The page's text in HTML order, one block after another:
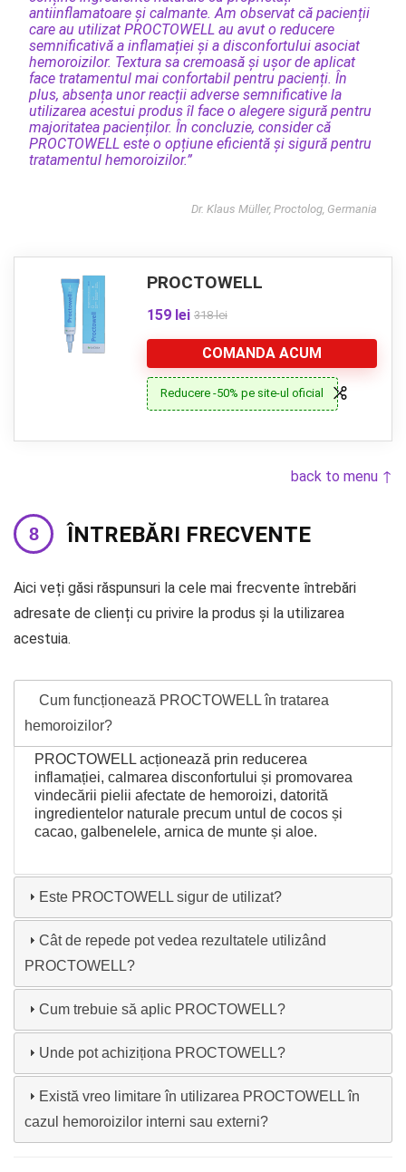
antiinflamatoare și calmante. Am observat că pacienții
care au utilizat PROCTOWELL au avut o reducere
semnificativă a inflamației și a disconfortului asociat
hemoroizilor. Textura sa cremoasă și ușor de aplicat
face tratamentul mai confortabil pentru pacienți. În
plus, absența unor reacții adverse semnificative la
utilizarea acestui produs îl face o alegere sigură pentru
majoritatea pacienților. În concluzie, consider că
PROCTOWELL este o opțiune eficientă și sigură pentru
tratamentul hemoroizilor.”
Dr. Klaus Müller, Proctolog, Germania
PROCTOWELL
159 lei 318 lei
COMANDA ACUM
Reducere -50% pe site-ul oficial
back to menu ↑
ÎNTREBĂRI FRECVENTE
Aici veți găsi răspunsuri la cele mai frecvente întrebări
adresate de clienți cu privire la produs și la utilizarea
acestuia.
Cum funcționează PROCTOWELL în tratarea
hemoroizilor?
PROCTOWELL acționează prin reducerea
inflamației, calmarea disconfortului și promovarea
vindecării pielii afectate de hemoroizi, datorită
ingredientelor naturale precum untul de cocos și
cacao, galbenelele, arnica de munte și aloe.
Este PROCTOWELL sigur de utilizat?
Cât de repede pot vedea rezultatele utilizând
PROCTOWELL?
Cum trebuie să aplic PROCTOWELL?
Unde pot achiziționa PROCTOWELL?
Există vreo limitare în utilizarea PROCTOWELL în
cazul hemoroizilor interni sau externi?